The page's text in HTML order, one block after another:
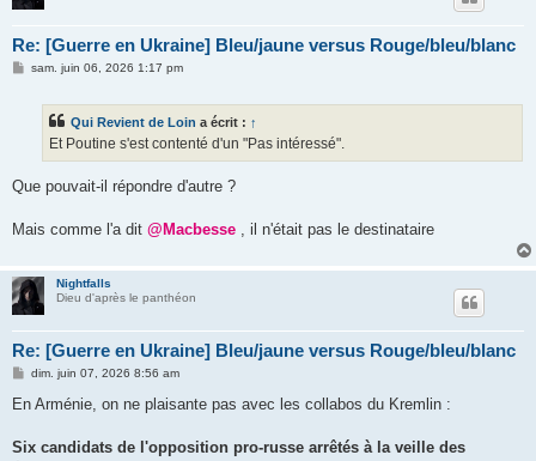
Re: [Guerre en Ukraine] Bleu/jaune versus Rouge/bleu/blanc
Msam. juin 06, 2026 1:17 pm
Qui Revient de Loin a écrit : ↑
Et Poutine s'est contenté d'un "Pas intéressé".
Que pouvait-il répondre d'autre ?
Mais comme l'a dit @Macbesse , il n'était pas le destinataire
Nightfalls
Dieu d'après le panthéon
Re: [Guerre en Ukraine] Bleu/jaune versus Rouge/bleu/blanc
M
s
g
dim. juin 07, 2026 8:56 am
En Arménie, on ne plaisante pas avec les collabos du Kremlin :
Six candidats de l'opposition pro-russe arrêtés à la veille des